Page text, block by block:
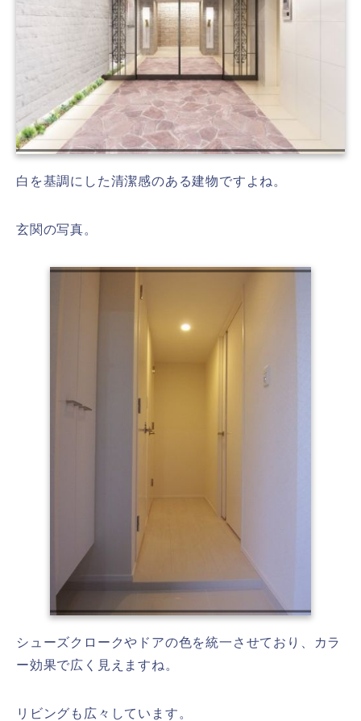
白を基調にした清潔感のある建物ですよね。
玄関の写真。
シューズクロークやドアの色を統一させており、カラ
ー効果で広く見えますね。
リビングも広々しています。